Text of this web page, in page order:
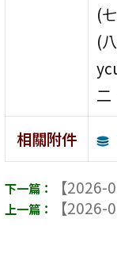
(
(
二
相關附件
【2026-
【2026-